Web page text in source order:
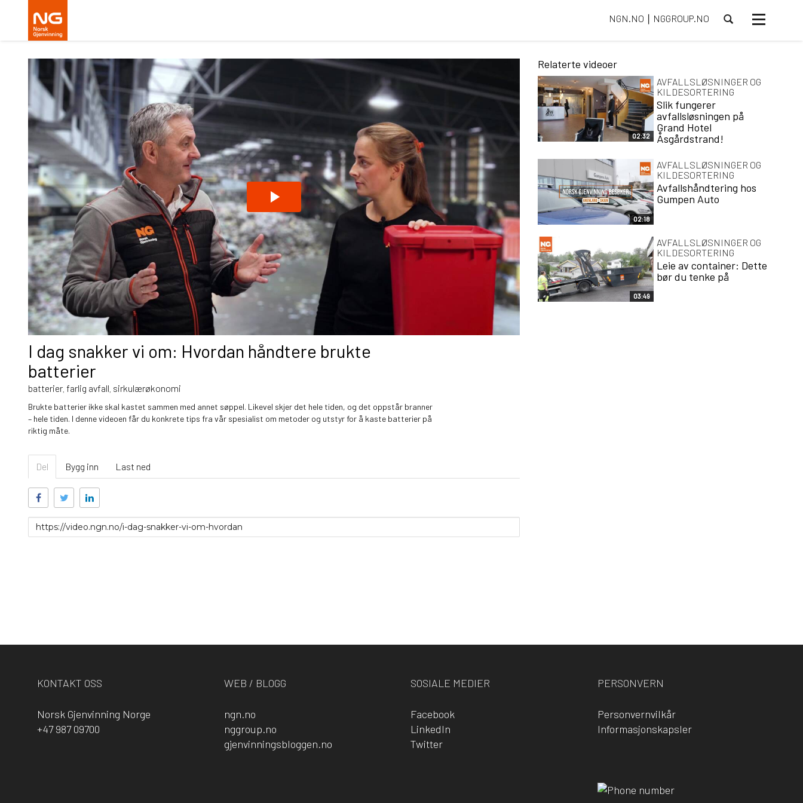
NGN.NO NGGROUP.NO
Toggle
I dag snakker vi om: Hvordan håndtere brukte
batterier
batterier, farlig avfall, sirkulærøkonomi
Brukte batterier ikke skal kastet sammen med annet søppel. Likevel skjer det hele tiden, og det oppstår branner
– hele tiden. I denne videoen får du konkrete tips fra vår spesialist om metoder og utstyr for å kaste batterier på
riktig måte.
Del Bygg inn Last ned
Link
for
Relaterte videoer
02:32
AVFALLSLØSNINGER OG
KILDESORTERING
Slik fungerer
avfallsløsningen på
Grand Hotel
Åsgårdstrand!
02:18
AVFALLSLØSNINGER OG
KILDESORTERING
Avfallshåndtering hos
Gumpen Auto
03:49
AVFALLSLØSNINGER OG
KILDESORTERING
Leie av container: Dette
bør du tenke på
KONTAKT OSS
Norsk Gjenvinning Norge
+47 987 09700
WEB / BLOGG
ngn.no
nggroup.no
gjenvinningsbloggen.no
SOSIALE MEDIER
Facebook
LinkedIn
Twitter
PERSONVERN
Personvernvilkår
Informasjonskapsler